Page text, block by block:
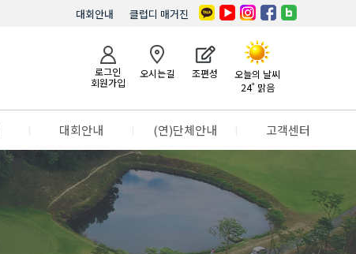
클럽디 매거진
대회안내
로그인
회원가입
오시는길 조편성
오늘의 날씨
24˚ 맑음
대회안내 (연)단체안내 고객센터